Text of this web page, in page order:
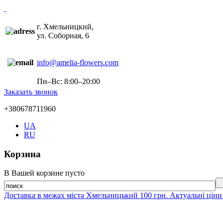
г. Хмельницкий,
ул. Соборная, 6
info@amelia-flowers.com
Пн–Вс: 8:00–20:00
Заказать звонок
+380678711960
UA
RU
Корзина
В Вашей корзине пусто
Доставка в межах міста Хмельницький 100 грн. Актуальні